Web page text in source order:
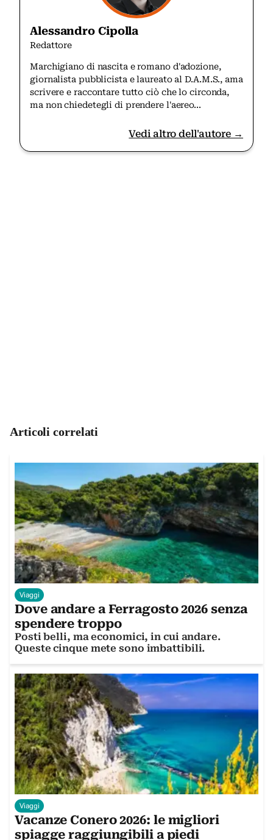
Alessandro Cipolla
Redattore
Marchigiano di nascita e romano d'adozione,
giornalista pubblicista e laureato al D.A.M.S., ama
scrivere e raccontare tutto ciò che lo circonda,
ma non chiedetegli di prendere l'aereo...
Vedi altro dell'autore →
Articoli correlati
Viaggi
Dove andare a Ferragosto 2026 senza
spendere troppo
Posti belli, ma economici, in cui andare.
Queste cinque mete sono imbattibili.
Viaggi
Vacanze Conero 2026: le migliori
spiagge raggiungibili a piedi